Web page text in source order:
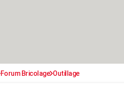
Forum Bricolage Outillage